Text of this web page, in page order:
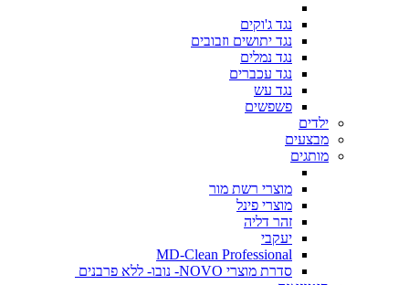
נגד ג'וקים
נגד יתושים וזבובים
נגד נמלים
נגד עכברים
נגד עש
פשפשים
ילדים
מבצעים
מותגים
מוצרי רשת מור
מוצרי פינל
זהר דליה
יעקבי
MD-Clean Professional
סדרת מוצרי NOVO- נובו- ללא פרבנים